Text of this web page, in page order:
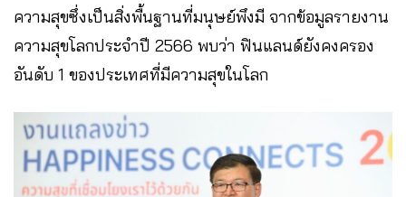
ความสุขซึ่งเป็นสิ่งพื้นฐานที่มนุษย์พึงมี จากข้อมูลรายงาน
ความสุขโลกประจำปี 2566 พบว่า ฟินแลนด์ยังคงครอง
อันดับ 1 ของประเทศที่มีความสุขในโลก